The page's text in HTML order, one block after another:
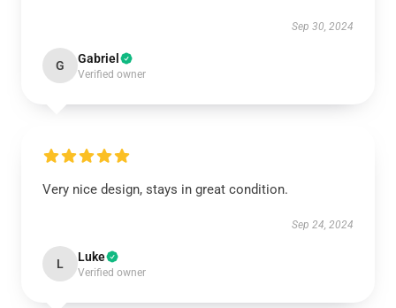
Sep 30, 2024
G Gabriel
Verified owner
Very nice design, stays in great condition.
Sep 24, 2024
L Luke
Verified owner